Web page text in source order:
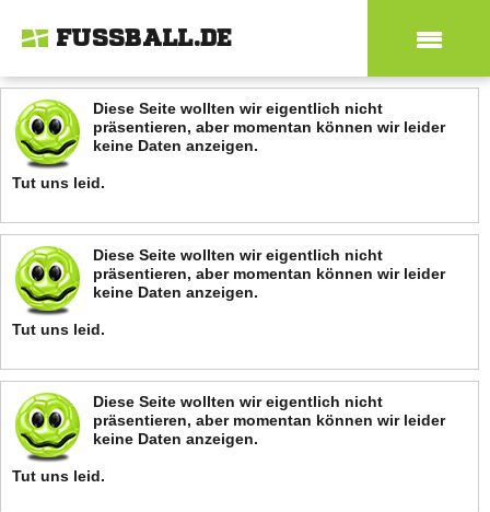
FUSSBALL.DE
Diese Seite wollten wir eigentlich nicht
präsentieren, aber momentan können wir leider
keine Daten anzeigen.
Tut uns leid.
Diese Seite wollten wir eigentlich nicht
präsentieren, aber momentan können wir leider
keine Daten anzeigen.
Tut uns leid.
Diese Seite wollten wir eigentlich nicht
präsentieren, aber momentan können wir leider
keine Daten anzeigen.
Tut uns leid.